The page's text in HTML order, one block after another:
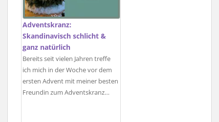
Adventskranz:
Skandinavisch schlicht &
ganz natürlich
Bereits seit vielen Jahren treffe
ich mich in der Woche vor dem
ersten Advent mit meiner besten
Freundin zum Adventskranz…